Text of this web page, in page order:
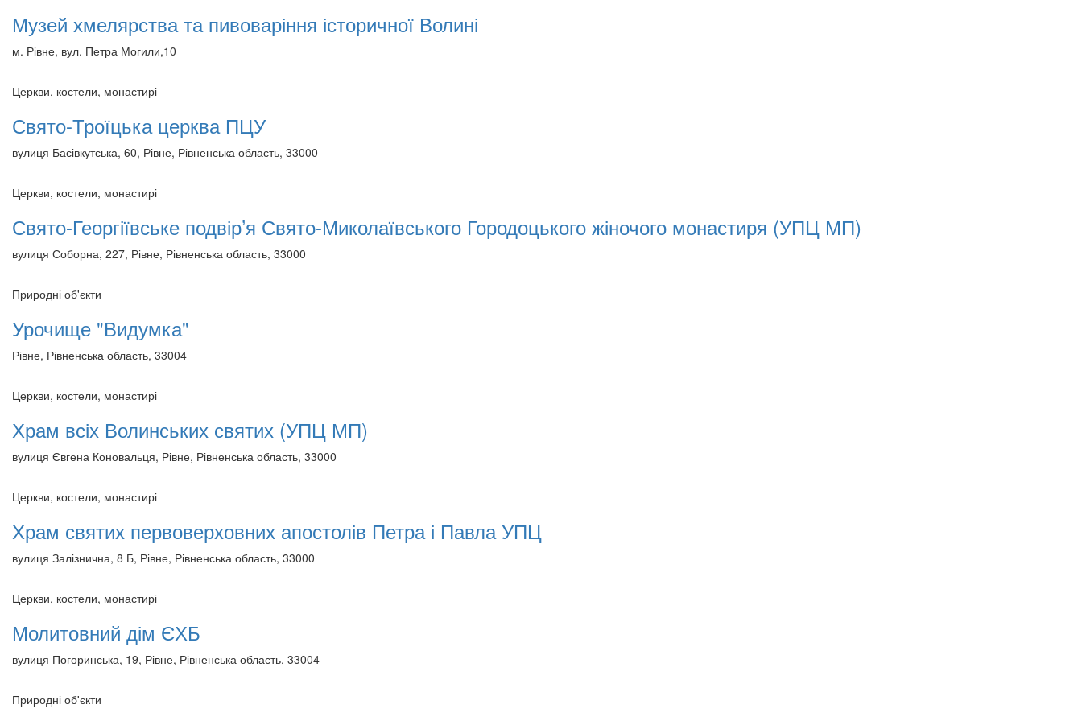
Музей хмелярства та пивоваріння історичної Волині
м. Рівне, вул. Петра Могили,10
Церкви, костели, монастирі
Свято-Троїцька церква ПЦУ
вулиця Басівкутська, 60, Рівне, Рівненська область, 33000
Церкви, костели, монастирі
Свято-Георгіївське подвір’я Свято-Миколаївського Городоцького жіночого монастиря (УПЦ МП)
вулиця Соборна, 227, Рівне, Рівненська область, 33000
Природні об'єкти
Урочище "Видумка"
Рівне, Рівненська область, 33004
Церкви, костели, монастирі
Храм всіх Волинських святих (УПЦ МП)
вулиця Євгена Коновальця, Рівне, Рівненська область, 33000
Церкви, костели, монастирі
Храм святих первоверховних апостолів Петра і Павла УПЦ
вулиця Залізнична, 8 Б, Рівне, Рівненська область, 33000
Церкви, костели, монастирі
Молитовний дім ЄХБ
вулиця Погоринська, 19, Рівне, Рівненська область, 33004
Природні об'єкти